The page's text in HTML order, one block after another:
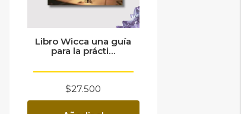
Libro Wicca una guía
para la prácti...
$27.500